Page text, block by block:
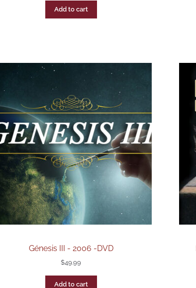
Add to cart
Génesis III - 2006 -DVD
$49.99
Add to cart